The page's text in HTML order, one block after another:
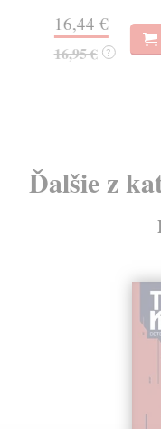
16,44 €
16,95 € ?
Ďalšie z